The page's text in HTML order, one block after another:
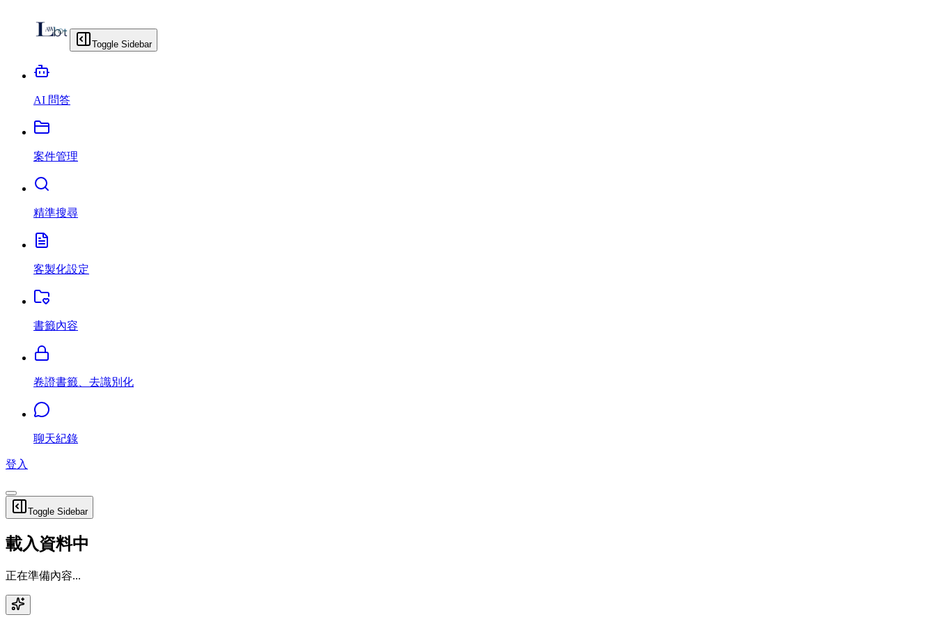
Toggle Sidebar
AI 問答
案件管理
精準搜尋
客製化設定
書籤內容
卷證書籤、去識別化
聊天紀錄
登入
Toggle Sidebar
載入資料中
正在準備內容...